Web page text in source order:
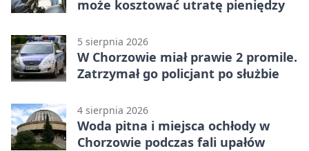
może kosztować utratę pieniędzy
5 sierpnia 2026
W Chorzowie miał prawie 2 promile.
Zatrzymał go policjant po służbie
4 sierpnia 2026
Woda pitna i miejsca ochłody w
Chorzowie podczas fali upałów